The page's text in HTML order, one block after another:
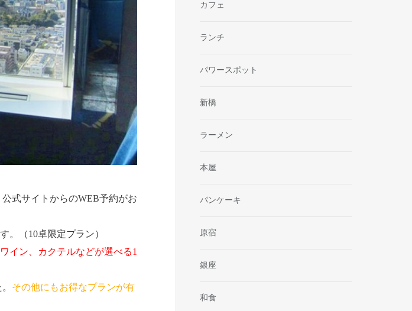
公式サイトからのWEB予約がお
。（10卓限定プラン）
イン、カクテルなどが選べる1
その他にもお得なプランが有
カフェ
ランチ
パワースポット
新橋
ラーメン
本屋
パンケーキ
原宿
銀座
和食